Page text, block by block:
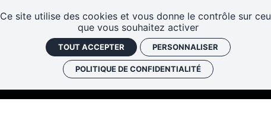
Ce site utilise des cookies et vous donne le contrôle sur
que vous souhaitez activer
TOUT ACCEPTER PERSONNALISER
POLITIQUE DE CONFIDENTIALITÉ
Les cafés Faire un don